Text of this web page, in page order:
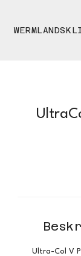
Ultra-Col V